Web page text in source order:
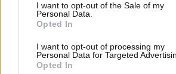
I want to opt-out of the Sale of my
Personal Data.
Opted In
I want to opt-out of processing my
Personal Data for Targeted
Opted In
autovelox mentre sfrecciava a ben
doppio del limite consentito, fissato
Oltre alla pesantissima multa,
stata applicata anche la pena
mesi di carcere